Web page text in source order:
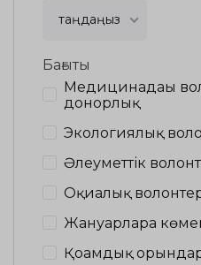
таңдаңыз
Бағыты
Медицинадағы
донорлық
Экологиялық
Әлеуметтік
Оқиғалық
Жануарларға
Қоғамдық